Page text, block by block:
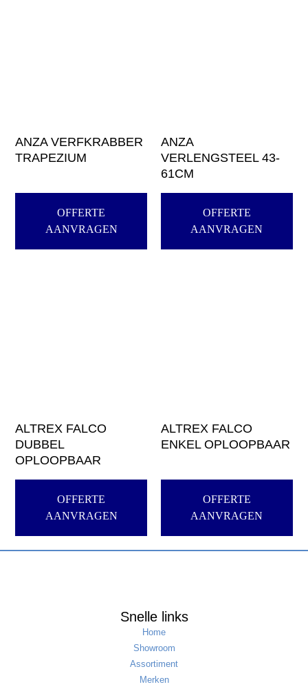
ANZA VERFKRABBER
TRAPEZIUM
OFFERTE
AANVRAGEN
ANZA
VERLENGSTEEL 43-
61CM
OFFERTE
AANVRAGEN
ALTREX FALCO
DUBBEL
OPLOOPBAAR
OFFERTE
AANVRAGEN
ALTREX FALCO
ENKEL OPLOOPBAAR
OFFERTE
AANVRAGEN
Snelle links
Home
Showroom
Assortiment
Merken